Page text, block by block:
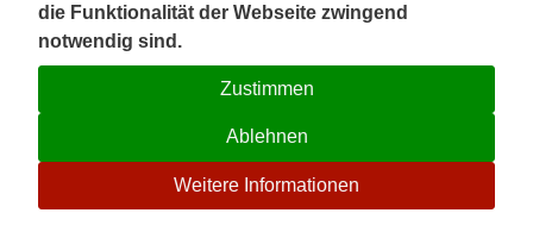
☉
die Funktionalität der Webseite zwingend
notwendig sind.
Zustimmen
Ablehnen
Weitere Informationen